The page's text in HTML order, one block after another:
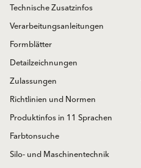
Technische Zusatzinfos
Verarbeitungsanleitungen
Formblätter
Detailzeichnungen
Zulassungen
Richtlinien und Normen
Produktinfos in 11 Sprachen
Farbtonsuche
Silo- und Maschinentechnik